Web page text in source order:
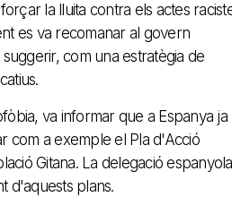
la lluita contra els actes
es va recomanar al govern
com una estratègia de
va informar que a Espanya ja
com a exemple el Pla d'Acció
Gitana. La delegació espanyola
d'aquests plans.